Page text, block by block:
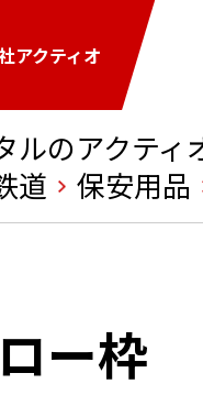
アクティオ
ルのアクティ
道
保安用品
ー枠